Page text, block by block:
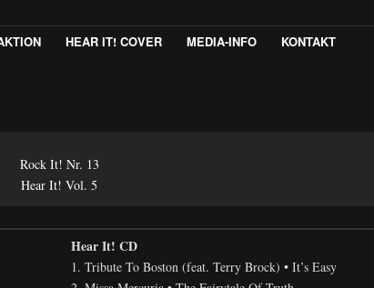
HEAR IT! COVER MEDIA-INFO KONTAKT
Rock It! Nr. 13
Hear It! Vol. 5
Hear It! CD
1. Tribute To Boston (feat. Terry Brock) • It’s Easy